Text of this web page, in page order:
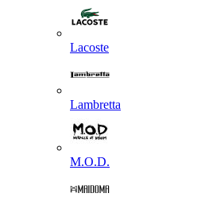
Lacoste
Lambretta
M.O.D.